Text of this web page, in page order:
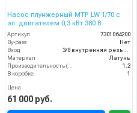
Насос плунжерный MTP LW 1/70 с
эл. двигателем 0,3 кВт 380 В
Артикул
7301064200
By-pass
Нет
Вход
Материал
Латунь
1.2
В коробке
1
Цена
61 000 руб.